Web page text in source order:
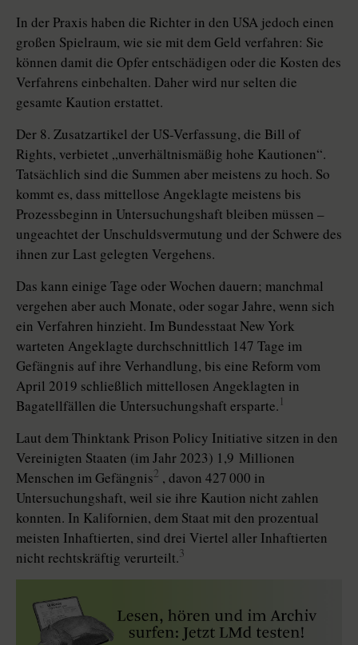
In der Praxis haben die Richter in den USA jedoch einen
großen Spielraum, wie sie mit dem Geld verfahren: Sie
können damit die Opfer entschädigen oder die Kosten des
Verfahrens einbehalten. Daher wird nur selten die
gesamte Kaution erstattet.
Der 8. Zusatzartikel der US-Verfassung, die Bill of
Rights, verbietet „unverhältnismäßig hohe Kautionen“.
Tatsächlich sind die Summen aber meistens zu hoch. So
kommt es, dass mittellose Angeklagte meistens bis
Prozessbeginn in Untersuchungshaft bleiben müssen –
ungeachtet der Unschuldsvermutung und der Schwere des
ihnen zur Last gelegten Vergehens.
Das kann einige Tage oder Wochen dauern; manchmal
vergehen aber auch Monate, oder sogar Jahre, wenn sich
ein Verfahren hinzieht. Im Bundesstaat New York
warteten Angeklagte durchschnittlich 147 Tage im
Gefängnis auf ihre Verhandlung, bis eine Reform vom
April 2019 schließlich mittellosen Angeklagten in
Bagatellfällen die Untersuchungshaft ersparte. 1
Laut dem Thinktank Prison Policy Initiative sitzen in den
Vereinigten Staaten (im Jahr 2023) 1,9 Mil­lio­nen
Menschen im Gefängnis2 , davon 427 000 in
Untersuchungshaft, weil sie ihre Kaution nicht zahlen
konnten. In Kalifornien, dem Staat mit den prozentual
meisten Inhaftierten, sind drei Viertel aller Inhaftierten
nicht rechtskräftig verurteilt.3